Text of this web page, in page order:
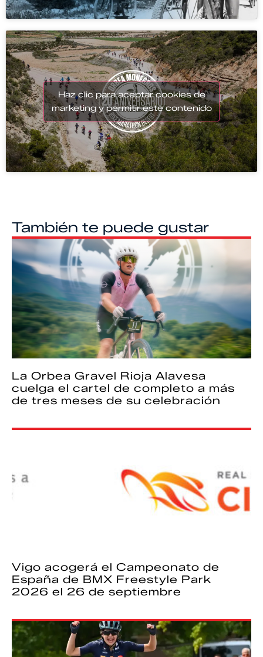
Haz clic para aceptar cookies de
marketing y permitir este contenido
También te puede gustar
La Orbea Gravel Rioja Alavesa
cuelga el cartel de completo a más
de tres meses de su celebración
Vigo acogerá el Campeonato de
España de BMX Freestyle Park
2026 el 26 de septiembre